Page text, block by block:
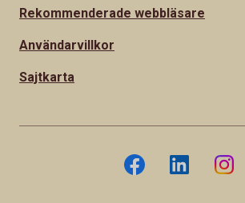
Rekommenderade webbläsare
Användarvillkor
Sajtkarta